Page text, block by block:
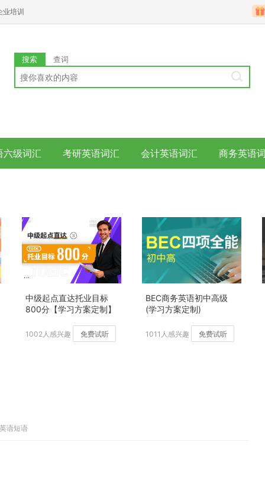
业培训
搜索 查词
六级词汇 考研英语词汇 会计英语词汇 商务英语
中级起点直达托业目标
800分【学习方案定制】
1002人感兴趣 免费试听
BEC商务英语初中高级
(学习方案定制)
1011人感兴趣 免费试听
语短语